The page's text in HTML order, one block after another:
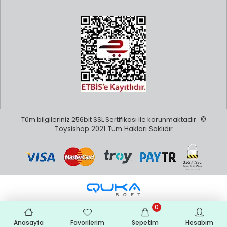
Şirket 1961 yılında Norev'i de kuran aileden Emile Véron
tarafından kuruldu (Véron soyadının tersten
okunuşu). Başlangıçta model demiryolları ve aksesuarları
üretiliyordu ve firma "Rail-Route" olarak biliniyordu. 1964'te ilk
arabalar piyasaya çıktı ve 1967'de isim Majorette olarak
Tüm bilgileriniz 256bit SSL Sertifikası ile korunmaktadır. ©
Toysishop 2021 Tüm Hakları Saklıdır
Anasayfa Favorilerim Sepetim
0
Hesabım